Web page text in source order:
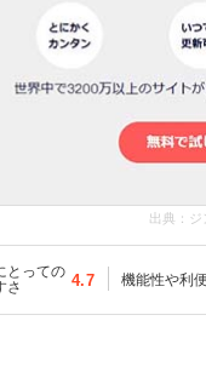
出典： ジ
とっての
さ
4.7 機能性や利